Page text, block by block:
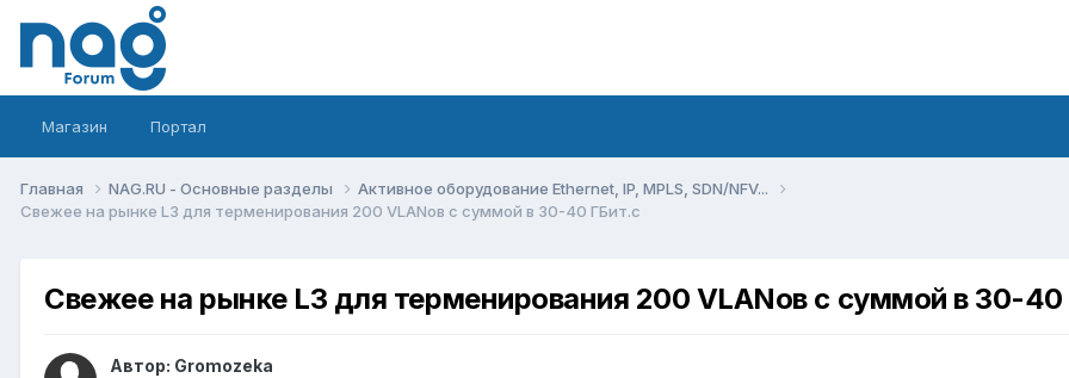
Магазин Портал
Главная NAG.RU - Основные разделы
Активное оборудование Ethernet, IP, MPLS, SDN/NFV...
Свежее на рынке L3 для терменирования 200 VLANов с суммой в 30-40 ГБит.с
Свежее на рынке L3 для терменирования 200 VLANов с суммой в 30-40
Автор: Gromozeka